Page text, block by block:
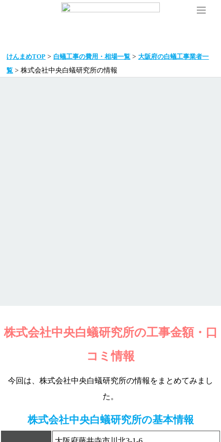
けんまめTOP > 白蟻工事の費用・相場一覧 >大阪府の白蟻工事業者一
覧 > 株式会社中央白蟻研究所の情報
株式会社中央白蟻研究所の工事金額・口
コミ情報
今回は、株式会社中央白蟻研究所の情報をまとめてみまし
た。
株式会社中央白蟻研究所の基本情報